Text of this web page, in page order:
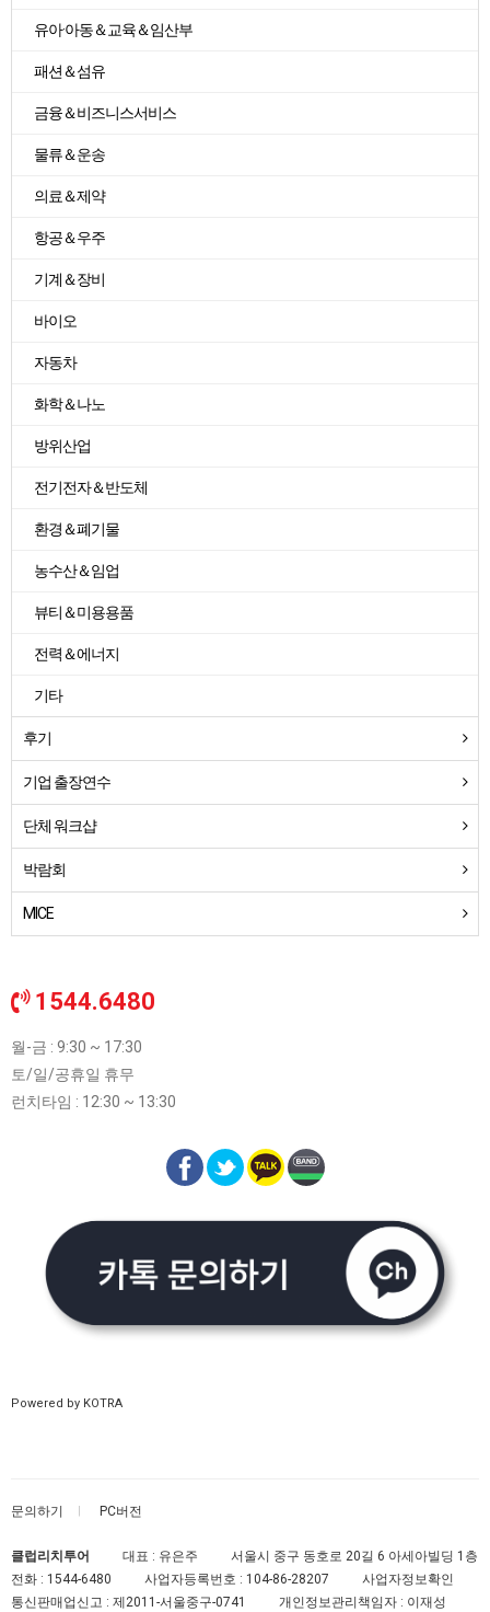
유아·아동＆교육＆임산부
패션＆섬유
금융＆비즈니스서비스
물류＆운송
의료＆제약
항공＆우주
기계＆장비
바이오
자동차
화학＆나노
방위산업
전기전자＆반도체
환경＆폐기물
농수산＆임업
뷰티＆미용용품
전력＆에너지
기타
후기
기업 출장연수
단체 워크샵
박람회
MICE
1544.6480
월-금 : 9:30 ~ 17:30
토/일/공휴일 휴무
런치타임 : 12:30 ~ 13:30
Powered by KOTRA
문의하기 PC버전
클럽리치투어 대표 : 유은주
서울시 중구 동호로 20길 6 아세아빌딩 1층
전화 : 1544-6480 사업자등록번호 : 104-86-28207
사업자정보확인
통신판매업신고 : 제2011-서울중구-0741 개인정보관리책임자 : 이재성